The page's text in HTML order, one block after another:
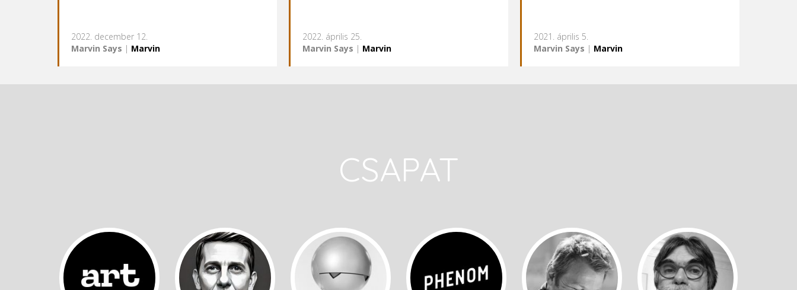
2022. december 12.
Marvin Says | Marvin
2022. április 25.
Marvin Says | Marvin
2021. április 5.
Marvin Says | Marvin
CSAPAT